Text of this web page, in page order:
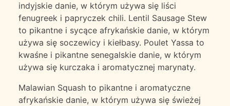
indyjskie danie, w którym używa się liści
fenugreek i papryczek chili. Lentil Sausage Stew
to pikantne i sycące afrykańskie danie, w którym
używa się soczewicy i kiełbasy. Poulet Yassa to
kwaśne i pikantne senegalskie danie, w którym
używa się kurczaka i aromatycznej marynaty.
Malawian Squash to pikantne i aromatyczne
afrykańskie danie, w którym używa się świeżej